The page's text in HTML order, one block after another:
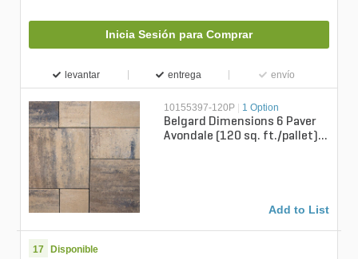
Inicia Sesión para Comprar
levantar entrega envío
10155397-120P 1 Option
Belgard Dimensions 6 Paver
Avondale (120 sq. ft./pallet)
Add to List
17 Disponible